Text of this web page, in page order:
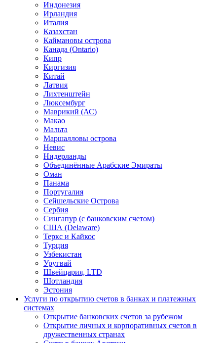
Индонезия
Ирландия
Италия
Казахстан
Каймановы острова
Канада (Ontario)
Кипр
Киргизия
Китай
Латвия
Лихтенштейн
Люксембург
Маврикий (АС)
Макао
Мальта
Маршалловы острова
Нeвис
Нидерланды
Объединённые Арабские Эмираты
Оман
Панама
Португалия
Сейшельские Острова
Сербия
Сингапур (c банковским счетом)
США (Delaware)
Теркс и Кайкос
Турция
Узбекистан
Уругвай
Швейцария, LTD
Шотландия
Эстония
Услуги по открытию счетов в банках и платежных
системах
Открытие банковских счетов за рубежом
Открытие личных и корпоративных счетов в
дружественных странах